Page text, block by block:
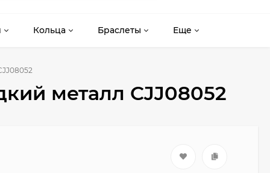
Кольца Браслеты Еще
металл CJJ08052